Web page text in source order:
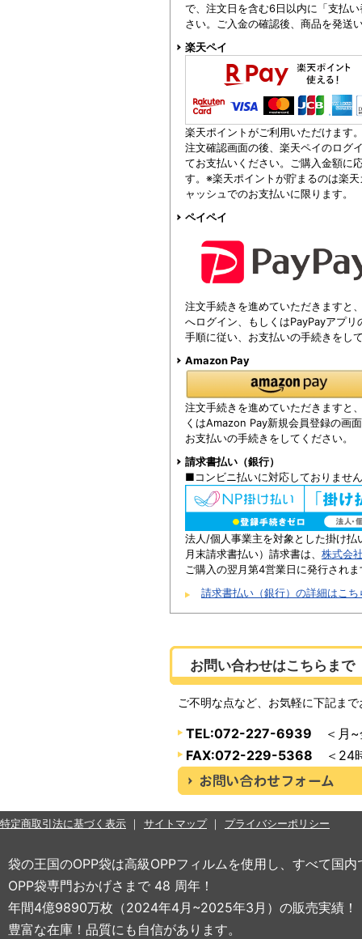
で、注文日を含む6日以内に「支払
さい。ご入金の確認後、商品を発送
楽天ペイ
楽天ポイントがご利用いただけます
注文確認画面の後、楽天ペイのログ
てお支払いください。ご購入金額に
す。※楽天ポイントが貯まるのは楽
ャッシュでのお支払いに限ります。
ペイペイ
注文手続きを進めていただきますと
へログイン、もしくはPayPayアプ
手順に従い、お支払いの手続きをし
Amazon Pay
注文手続きを進めていただきますと
くはAmazon Pay新規会員登録の画
お支払いの手続きをしてください。
請求書払い（銀行）
■コンビニ払いに対応しておりませ
法人/個人事業主を対象とした掛け
月末請求書払い）請求書は、 株式会
ご購入の翌月第4営業日に発行されま
請求書払い（銀行）の詳細はこち
お問い合わせはこちらまで
ご不明な点など、お気軽に下記ま
TEL:072-227-6939 ＜月~
FAX:072-229-5368 ＜24
特定商取引法に基づく表示 サイトマップ プライバシーポリシー
袋の王国のOPP袋は高級OPPフィルムを使用し、すべて国
OPP袋専門おかげさまで 48 周年！
年間4億9890万枚（2024年4月~2025年3月）の販売実績！
豊富な在庫！品質にも自信があります。